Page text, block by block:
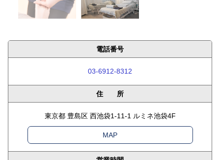
電話番号
03-6912-8312
住 所
東京都 豊島区 西池袋1-11-1 ルミネ池袋4F
MAP